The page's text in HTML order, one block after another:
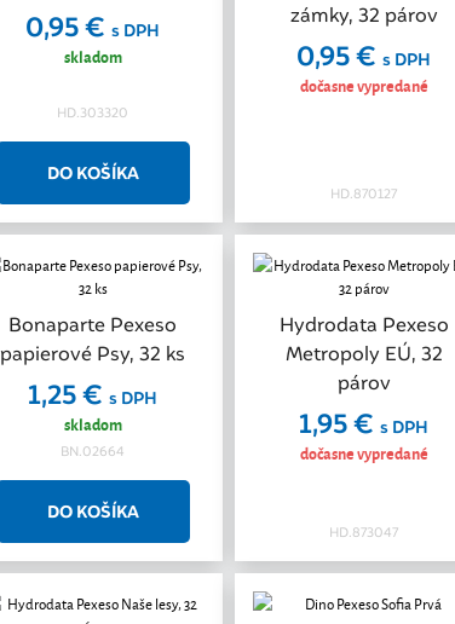
0,95 €s DPH
skladom
HD.303320
zámky, 32 párov
0,95 €s DPH
dočasne vypredané
HD.870127
Bonaparte Pexeso
papierové Psy, 32 ks
1,25 €s DPH
skladom
BN.02664
Hydrodata Pexeso
Metropoly EÚ, 32
párov
1,95 €s DPH
dočasne vypredané
HD.873047